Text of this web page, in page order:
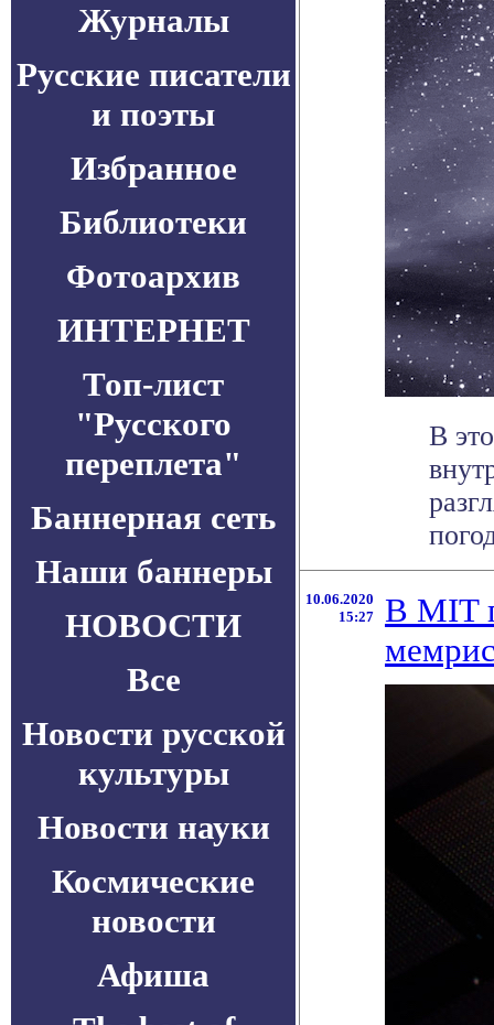
Журналы
Русские писатели
и поэты
Избранное
Библиотеки
Фотоархив
ИНТЕРНЕТ
Топ-лист
"Русского
переплета"
Баннерная сеть
Наши баннеры
НОВОСТИ
Все
Новости русской
культуры
Новости науки
Космические
новости
Афиша
В
10.06.2020
15:27
В MIT